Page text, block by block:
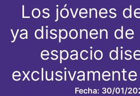
Los jóvenes
ya disponen de
espacio
Fecha: 30/01/